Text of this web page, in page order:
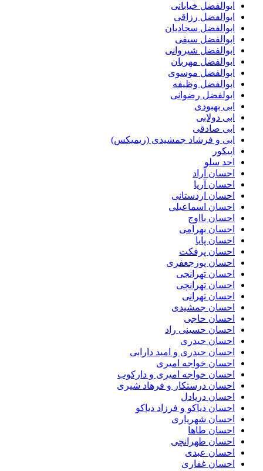
ابوالفضل خیابانی
ابوالفضل رزاقی
ابوالفضل سجادیان
ابوالفضل سیفی
ابوالفضل شیروانی
ابوالفضل مهربان
ابوالفضل موسوی
ابوالفضل وظیفه
ابولفضل رضوانی
ابی بهبودی
ابی دولابی
ابی صادقی
ابی و فرشاد جمشیدی (ریمیکس)
اپیکور
احد سلو
احسان آراد
احسان آریا
احسان اردستانی
احسان اسماعیلی
احسان بااوج
احسان بهرامی
احسان پایا
احسان پرفکت
احسان پورجعفری
احسان تهرانجی
احسان تهرانچی
احسان تهرانی
احسان جمشیدی
احسان حاجی
احسان حسینی راد
احسان حیدری
احسان حیدری و امید دارابی
احسان خواجه امیری
احسان خواجه امیری و دارکوب
احسان درستكار و فرهاد شيرى
احسان دریادل
احسان دیاکو و فرزاد دیاکو
احسان شهریاری
احسان طاها
احسان طهرانچی
احسان عبدی
احسان غفاری